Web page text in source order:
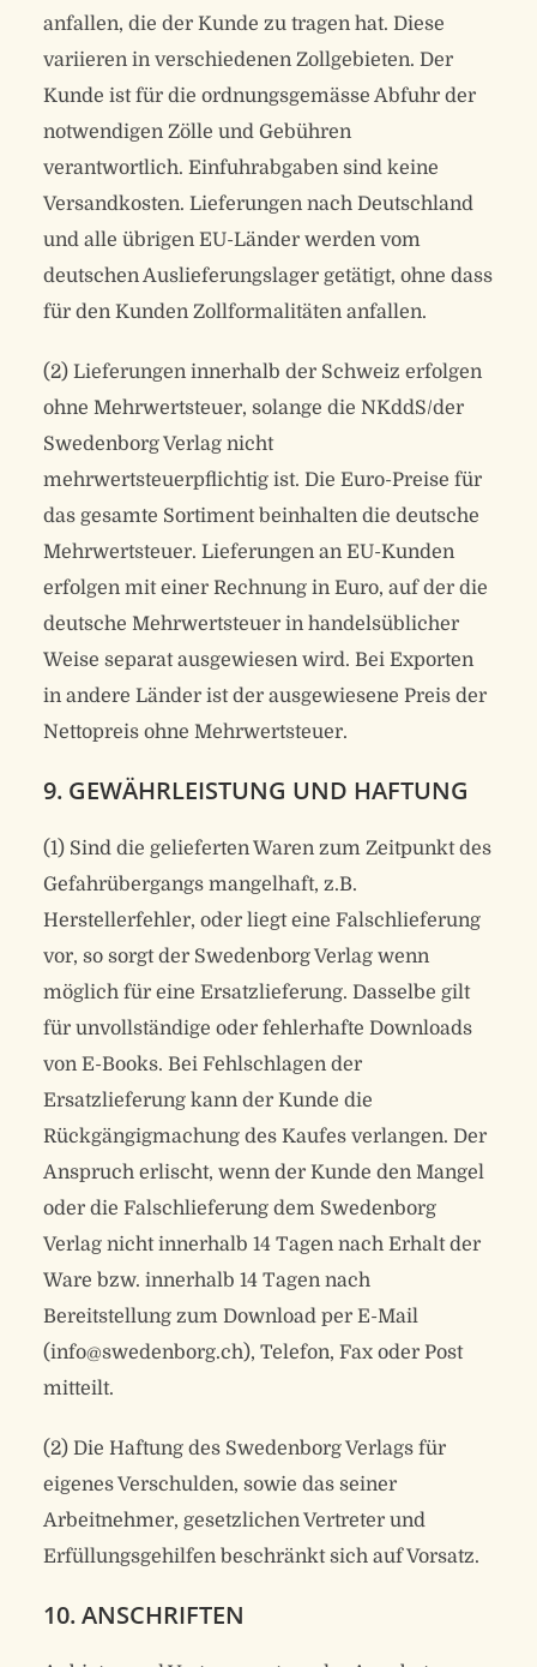
anfallen, die der Kunde zu tragen hat. Diese
variieren in verschiedenen Zollgebieten. Der
Kunde ist für die ordnungsgemässe Abfuhr der
notwendigen Zölle und Gebühren
verantwortlich. Einfuhrabgaben sind keine
Versandkosten. Lieferungen nach Deutschland
und alle übrigen EU-Länder werden vom
deutschen Auslieferungslager getätigt, ohne dass
für den Kunden Zollformalitäten anfallen.
(2) Lieferungen innerhalb der Schweiz erfolgen
ohne Mehrwertsteuer, solange die NKddS/der
Swedenborg Verlag nicht
mehrwertsteuerpflichtig ist. Die Euro-Preise für
das gesamte Sortiment beinhalten die deutsche
Mehrwertsteuer. Lieferungen an EU-Kunden
erfolgen mit einer Rechnung in Euro, auf der die
deutsche Mehrwertsteuer in handelsüblicher
Weise separat ausgewiesen wird. Bei Exporten
in andere Länder ist der ausgewiesene Preis der
Nettopreis ohne Mehrwertsteuer.
9. GEWÄHRLEISTUNG UND HAFTUNG
(1) Sind die gelieferten Waren zum Zeitpunkt des
Gefahrübergangs mangelhaft, z.B.
Herstellerfehler, oder liegt eine Falschlieferung
vor, so sorgt der Swedenborg Verlag wenn
möglich für eine Ersatzlieferung. Dasselbe gilt
für unvollständige oder fehlerhafte Downloads
von E-Books. Bei Fehlschlagen der
Ersatzlieferung kann der Kunde die
Rückgängigmachung des Kaufes verlangen. Der
Anspruch erlischt, wenn der Kunde den Mangel
oder die Falschlieferung dem Swedenborg
Verlag nicht innerhalb 14 Tagen nach Erhalt der
Ware bzw. innerhalb 14 Tagen nach
Bereitstellung zum Download per E-Mail
(info@swedenborg.ch), Telefon, Fax oder Post
mitteilt.
(2) Die Haftung des Swedenborg Verlags für
eigenes Verschulden, sowie das seiner
Arbeitnehmer, gesetzlichen Vertreter und
Erfüllungsgehilfen beschränkt sich auf Vorsatz.
10. ANSCHRIFTEN